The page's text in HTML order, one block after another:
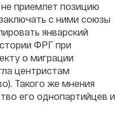
не приемлет позицию
с ними союзы
январский
ФРГ при
о миграции
центристам
Такого же мнения
его однопартийцев и